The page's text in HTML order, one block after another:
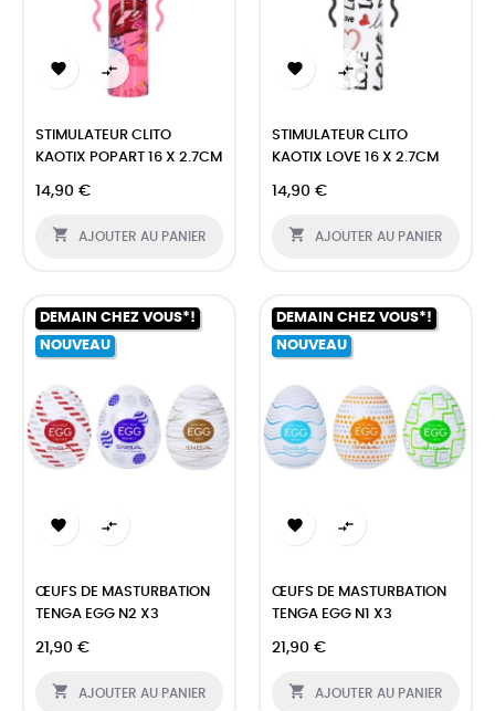
 
STIMULATEUR CLITO
KAOTIX POPART 16 X 2.7CM
14,90 €
 AJOUTER AU PANIER
 
STIMULATEUR CLITO
KAOTIX LOVE 16 X 2.7CM
14,90 €
 AJOUTER AU PANIER
DEMAIN CHEZ VOUS*!
NOUVEAU
 
ŒUFS DE MASTURBATION
TENGA EGG N2 X3
21,90 €
 AJOUTER AU PANIER
DEMAIN CHEZ VOUS*!
NOUVEAU
 
ŒUFS DE MASTURBATION
TENGA EGG N1 X3
21,90 €
 AJOUTER AU PANIER